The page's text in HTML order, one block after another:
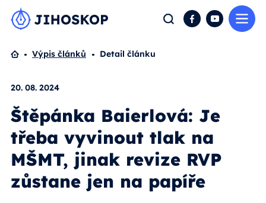
Hledat FacebookYouTube
Domů
Výpis článků Detail článku
20. 08. 2024
Štěpánka Baierlová: Je
třeba vyvinout tlak na
MŠMT, jinak revize RVP
zůstane jen na papíře